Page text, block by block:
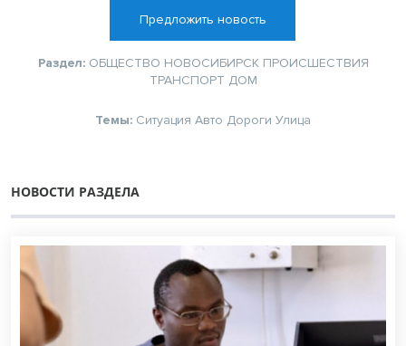
Предложить новость
Раздел: ОБЩЕСТВО НОВОСИБИРСК ПРОИСШЕСТВИЯ
ТРАНСПОРТ ДОМ
Темы: Ситуация Авто Дороги Улица
НОВОСТИ РАЗДЕЛА